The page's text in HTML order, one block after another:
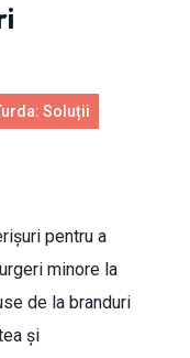
Soluții
pentru a
minore la
de la branduri
și